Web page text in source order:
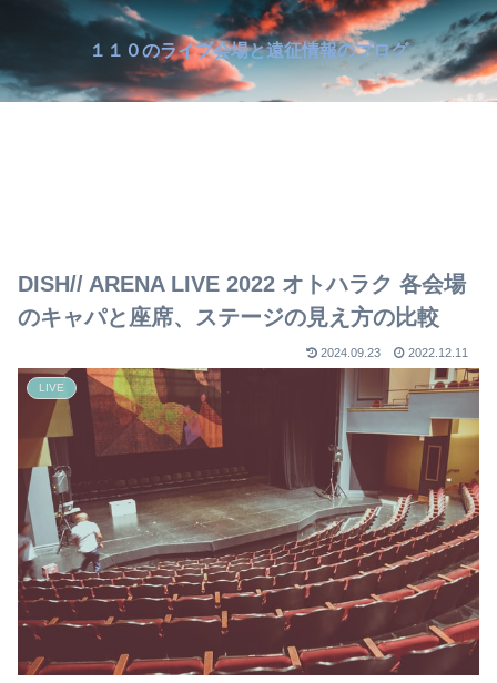
１１０のライブ会場と遠征情報のブログ
DISH// ARENA LIVE 2022 オトハラク 各会場
のキャパと座席、ステージの見え方の比較
2024.09.23 2022.12.11
LIVE